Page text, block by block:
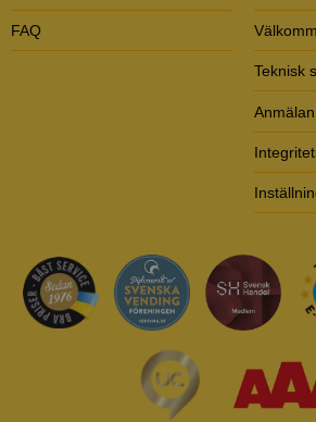
FAQ
Teknisk